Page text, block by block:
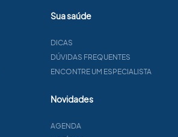
Sua saúde
DICAS
DÚVIDAS FREQUENTES
ENCONTRE UM ESPECIALISTA
Novidades
AGENDA